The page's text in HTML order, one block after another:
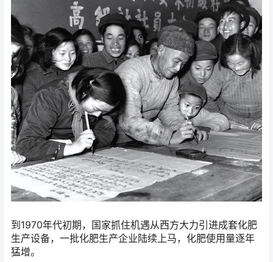
到1970年代初期，国家抓住机遇从西方大力引进成套化肥
生产设备，一批化肥生产企业陆续上马，化肥使用量逐年
猛增。